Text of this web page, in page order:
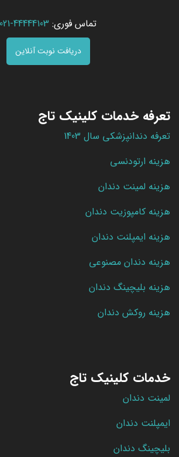
تماس فوری: 44444103-021
دریافت نوبت آنلاین
تعرفه خدمات کلینیک تاج
تعرفه دندانپزشکی سال 1403
هزینه ارتودنسی
هزینه لمینت دندان
هزینه کامپوزیت دندان
هزینه ایمپلنت دندان
هزینه دندان مصنوعی
هزینه بلیچینگ دندان
هزینه روکش دندان
خدمات کلینیک تاج
لمینت دندان
ایمپلنت دندان
بلیچینگ دندان